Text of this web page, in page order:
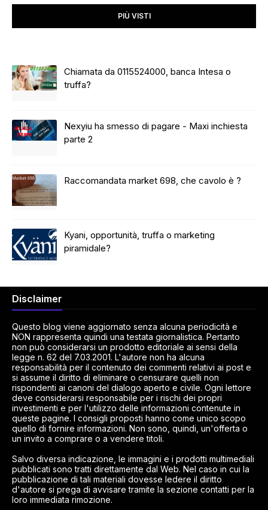
PIÙ VISTI
Chiamata da 0115524000, banca Intesa o
truffa?
Nexyiu ha smesso di pagare - Maxi inchiesta
parte 2
Raccomandata market 698, che cavolo è ?
Kyani, opportunità, truffa o marketing
piramidale?
Disclaimer
Questo blog viene aggiornato senza alcuna periodicità e
NON rappresenta quindi una testata giornalistica. Pertanto
non può considerarsi un prodotto editoriale ai sensi della
legge n. 62 del 7.03.2001. L'autore non ha alcuna
responsabilità per il contenuto dei commenti relativi ai post e
si assume il diritto di eliminare o censurare quelli non
rispondenti ai canoni del dialogo aperto e civile. Ogni lettore
deve considerarsi responsabile per i rischi dei propri
investimenti e per l'utilizzo delle informazioni contenute in
queste pagine. I consigli proposti hanno come unico scopo
quello di fornire informazioni. Non sono, quindi, un'offerta o
un invito a comprare o a vendere titoli.
Salvo diversa indicazione, le immagini e i prodotti multimediali
pubblicati sono tratti direttamente dal Web. Nel caso in cui la
pubblicazione di tali materiali dovesse ledere il diritto
d'autore si prega di avvisare tramite la sezione contatti per la
loro immediata rimozione.